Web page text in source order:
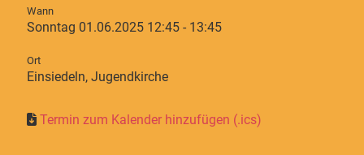
Wann
Sonntag 01.06.2025 12:45 - 13:45
Ort
Einsiedeln, Jugendkirche
Termin zum Kalender hinzufügen (.ics)